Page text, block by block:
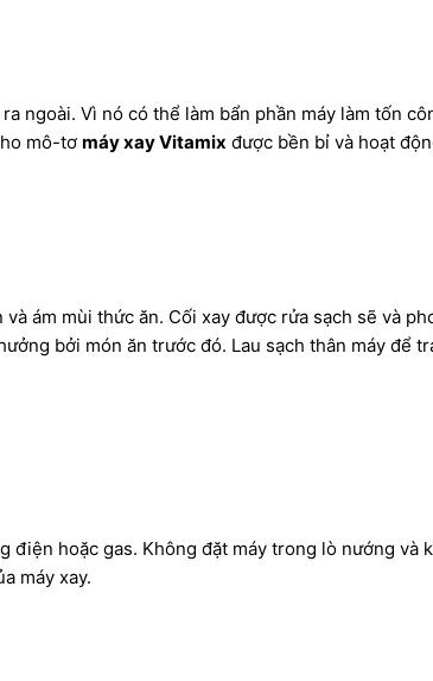
ngoài. Vì nó có thể làm bẩn phần máy làm tốn
mô-tơ máy xay Vitamix được bền bỉ và hoạt
ám mùi thức ăn. Cối xay được rửa sạch sẽ và
bởi món ăn trước đó. Lau sạch thân máy để
điện hoặc gas. Không đặt máy trong lò nướng và
máy xay.